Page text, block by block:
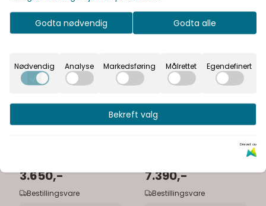
belysning
3.650,-
Bestillingsvare
cm med belysning
7.390,-
Bestillingsvare
Godta nødvendig Godta alle
Nødvendig Analyse Markedsføring Målrettet Egendefinert
Bekreft valg
Drevet av